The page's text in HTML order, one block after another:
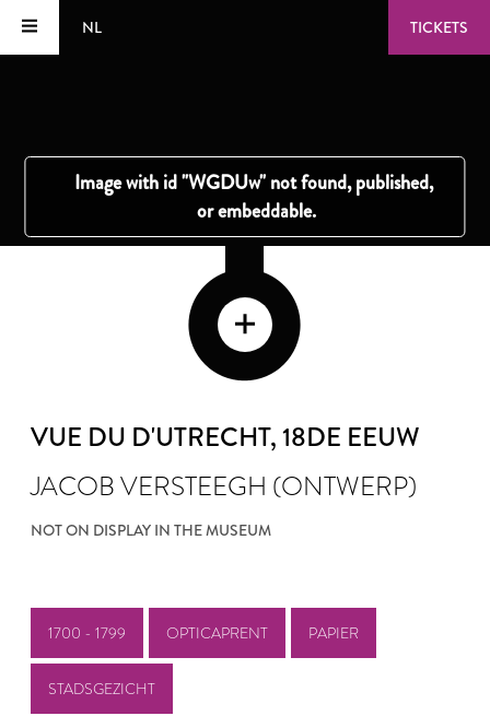
NL TICKETS
VUE DU D'UTRECHT, 18DE EEUW
JACOB VERSTEEGH (ONTWERP)
NOT ON DISPLAY IN THE MUSEUM
1700 - 1799 OPTICAPRENT PAPIER
STADSGEZICHT